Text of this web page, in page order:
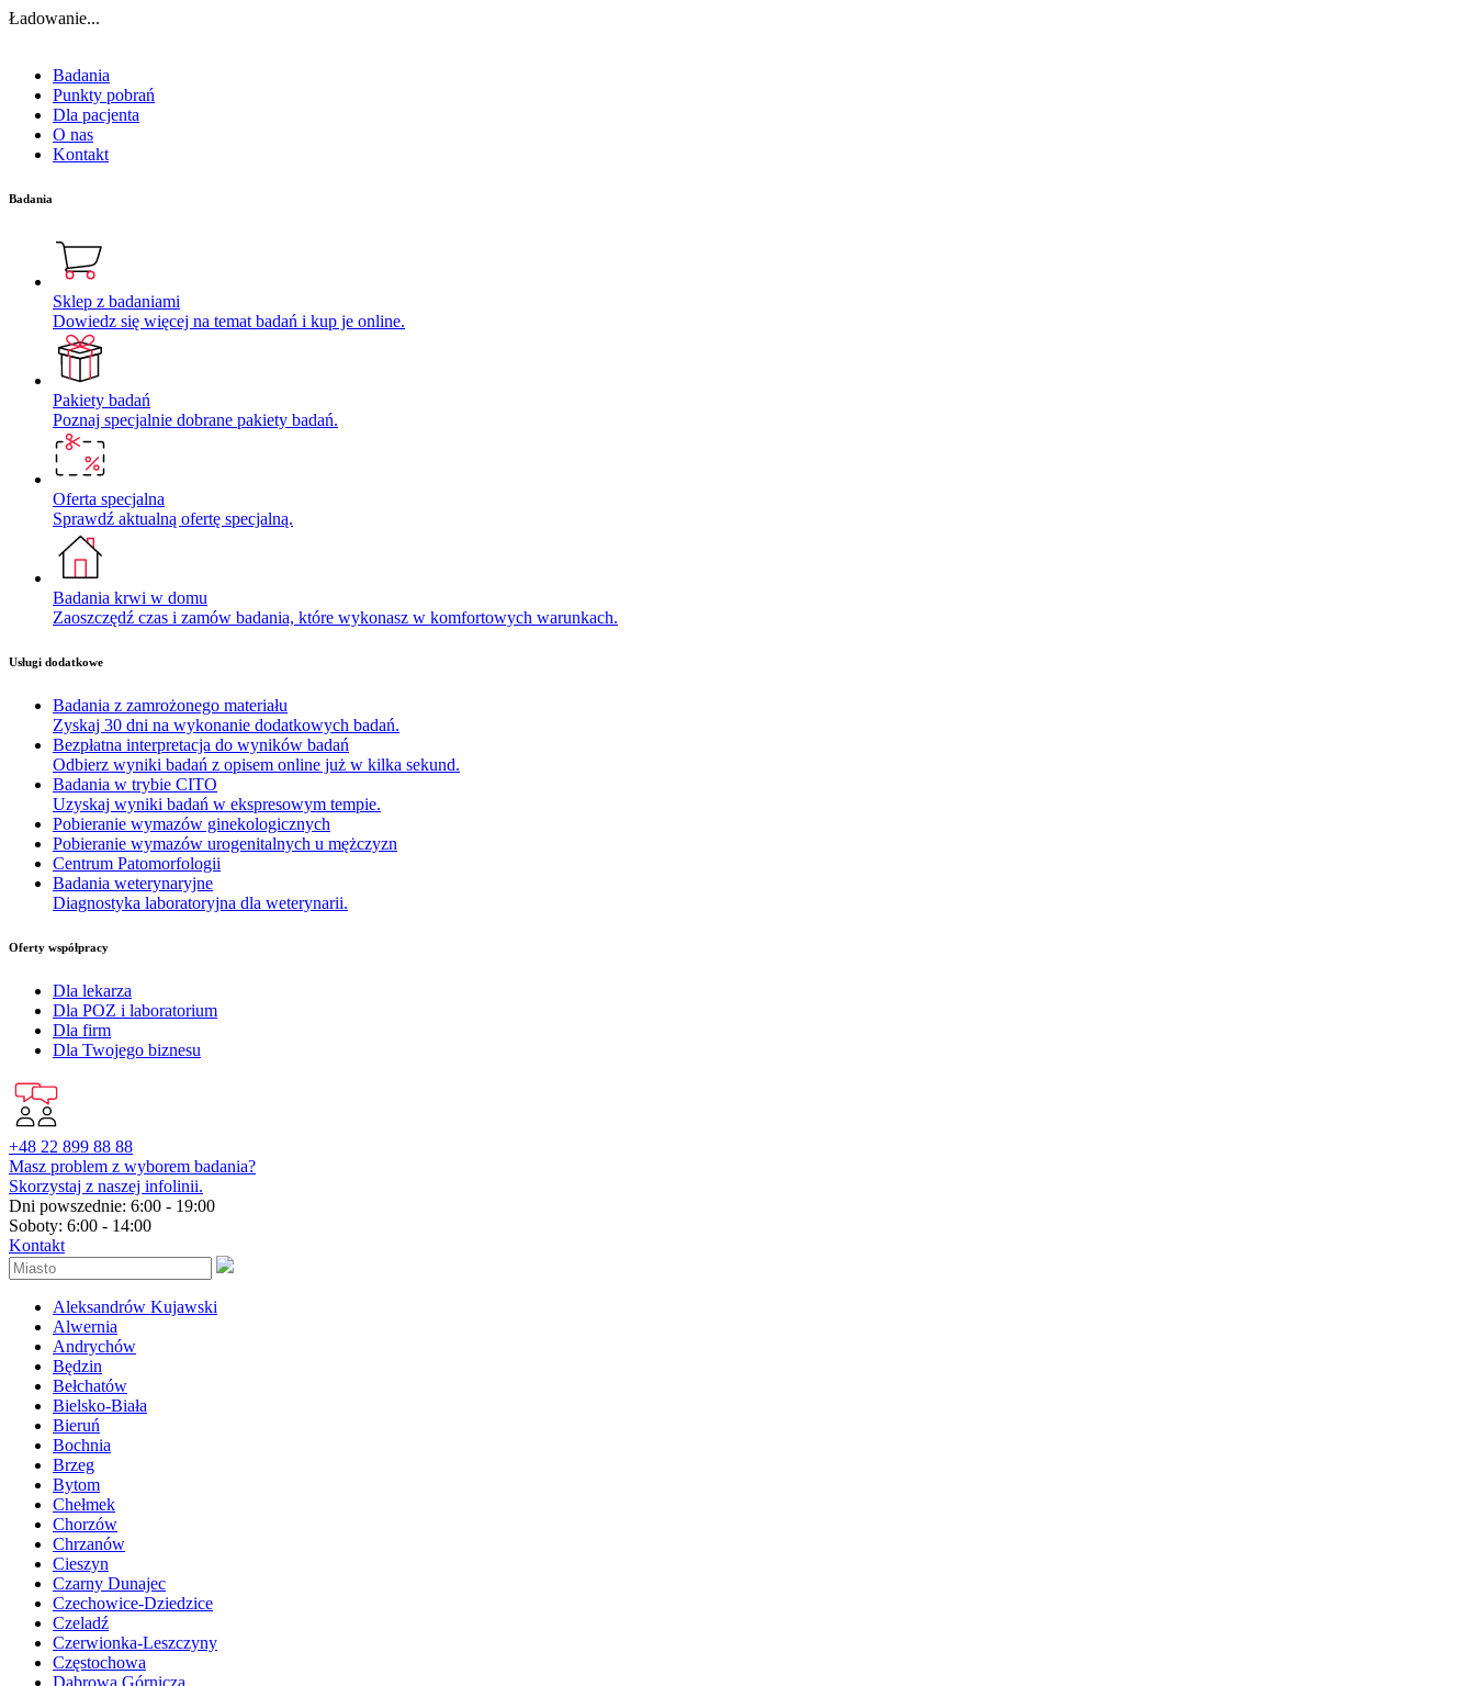
Ładowanie...
Badania
Punkty pobrań
Dla pacjenta
O nas
Kontakt
Badania
Sklep z badaniami
Dowiedz się więcej na temat badań i kup je online.
Pakiety badań
Poznaj specjalnie dobrane pakiety badań.
Oferta specjalna
Sprawdź aktualną ofertę specjalną.
Badania krwi w domu
Zaoszczędź czas i zamów badania, które wykonasz w komfortowych warunkach.
Usługi dodatkowe
Badania z zamrożonego materiału
Zyskaj 30 dni na wykonanie dodatkowych badań.
Bezpłatna interpretacja do wyników badań
Odbierz wyniki badań z opisem online już w kilka sekund.
Badania w trybie CITO
Uzyskaj wyniki badań w ekspresowym tempie.
Pobieranie wymazów ginekologicznych
Pobieranie wymazów urogenitalnych u mężczyzn
Centrum Patomorfologii
Badania weterynaryjne
Diagnostyka laboratoryjna dla weterynarii.
Oferty współpracy
Dla lekarza
Dla POZ i laboratorium
Dla firm
Dla Twojego biznesu
+48 22 899 88 88
Masz problem z wyborem badania?
Skorzystaj z naszej infolinii.
Dni powszednie: 6:00 - 19:00
Soboty: 6:00 - 14:00
Kontakt
Aleksandrów Kujawski
Alwernia
Andrychów
Będzin
Bełchatów
Bielsko-Biała
Bieruń
Bochnia
Brzeg
Bytom
Chełmek
Chorzów
Chrzanów
Cieszyn
Czarny Dunajec
Czechowice-Dziedzice
Czeladź
Czerwionka-Leszczyny
Częstochowa
Dąbrowa Górnicza